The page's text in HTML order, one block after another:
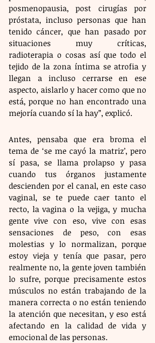
posmenopausia, post cirugías por
próstata, incluso personas que han
tenido cáncer, que han pasado por
situaciones muy críticas,
radioterapia o cosas así que todo el
tejido de la zona íntima se atrofia y
llegan a incluso cerrarse en ese
aspecto, aislarlo y hacer como que no
está, porque no han encontrado una
mejoría cuando sí la hay”, explicó.
Antes, pensaba que era broma el
tema de ‘se me cayó la matriz’, pero
sí pasa, se llama prolapso y pasa
cuando tus órganos justamente
descienden por el canal, en este caso
vaginal, se te puede caer tanto el
recto, la vagina o la vejiga, y mucha
gente vive con eso, vive con esas
sensaciones de peso, con esas
molestias y lo normalizan, porque
estoy vieja y tenía que pasar, pero
realmente no, la gente joven también
lo sufre, porque precisamente estos
músculos no están trabajando de la
manera correcta o no están teniendo
la atención que necesitan, y eso está
afectando en la calidad de vida y
emocional de las personas.